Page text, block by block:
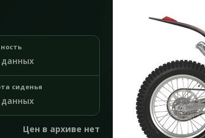
данных
сиденья
данных
Цен в архиве нет